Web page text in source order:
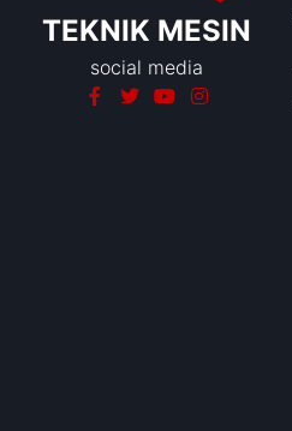
TEKNIK MESIN
social media